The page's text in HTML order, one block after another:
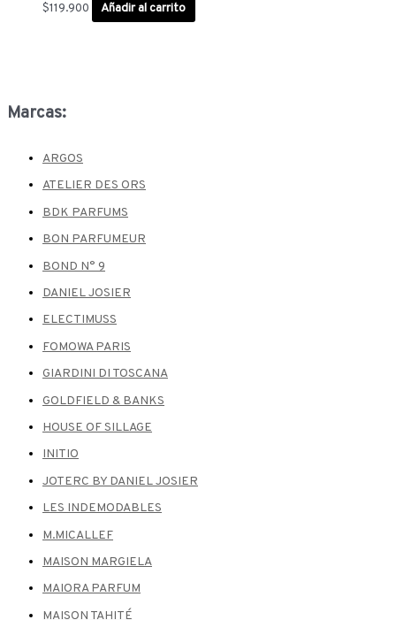
Marcas:
ARGOS
ATELIER DES ORS
BDK PARFUMS
BON PARFUMEUR
BOND N° 9
DANIEL JOSIER
ELECTIMUSS
FOMOWA PARIS
GIARDINI DI TOSCANA
GOLDFIELD & BANKS
HOUSE OF SILLAGE
INITIO
JOTERC BY DANIEL JOSIER
LES INDEMODABLES
M.MICALLEF
MAISON MARGIELA
MAIORA PARFUM
MAISON TAHITÉ
$119.900 Añadir al carrito